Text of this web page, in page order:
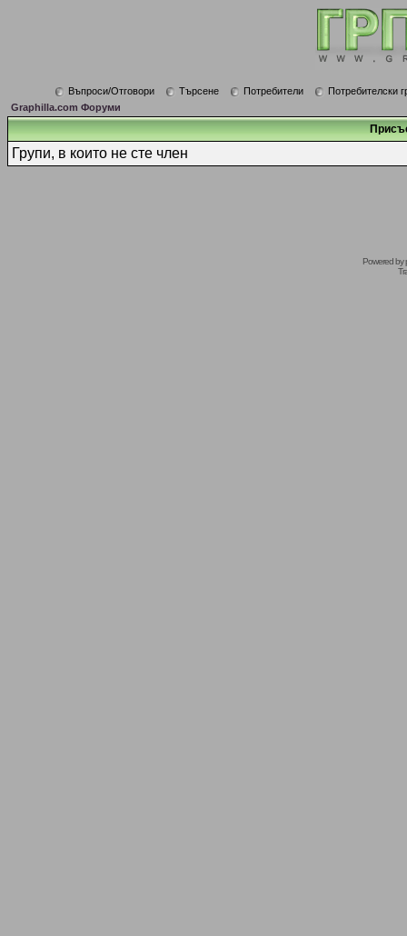
Въпроси/Отговори Търсене Потребители
Потребителски
Graphilla.com Форуми
Групи, в които не сте член
Powered by